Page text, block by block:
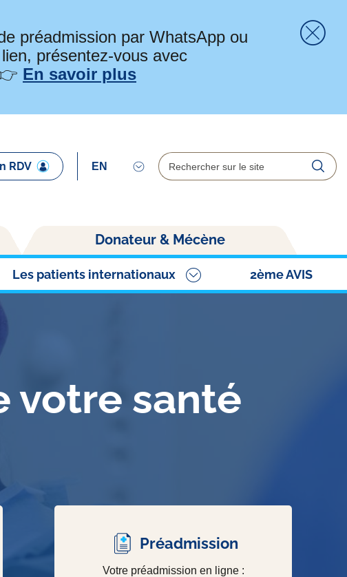
préadmission par WhatsApp ou
présentez-vous avec
En savoir plus
RDV Rechercher
Les patients internationaux 2ème AVIS
Donateur & Mécène
votre santé
Préadmission
Votre préadmission en ligne :